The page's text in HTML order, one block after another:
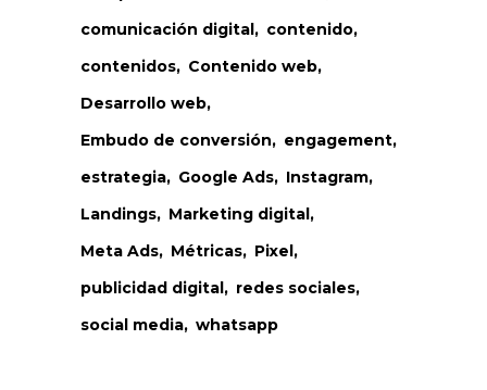
comunicación digital
contenido
contenidos
Contenido web
Desarrollo web
Embudo de conversión
engagement
estrategia
Google Ads
Instagram
Landings
Marketing digital
Meta Ads
Métricas
Pixel
publicidad digital
redes sociales
social media
whatsapp